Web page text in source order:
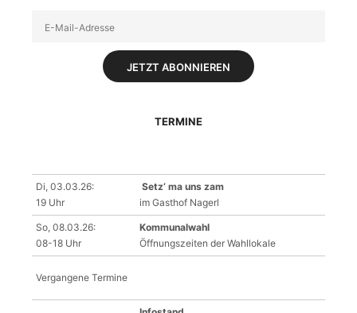
TERMINE
Di, 03.03.26:
19 Uhr
Setz‘ ma uns zam
im Gasthof Nagerl
So, 08.03.26:
08-18 Uhr
Kommunalwahl
Öffnungszeiten der Wahllokale
Vergangene Termine